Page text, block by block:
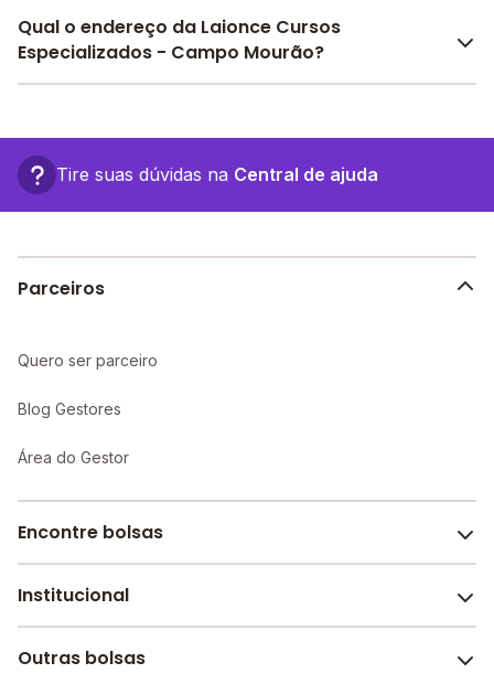
Pesquise bolsas disponíveis no Melhor Escola e
encontre o melhor desconto para você.
Qual o endereço da Laionce Cursos
Especializados - Campo Mourão?
fica em: Rua Paul Percy Harris, 47 - Campo Mourão -
PR. Tire suas dúvidas na Central de ajuda
Parceiros
Quero ser parceiro
Blog Gestores
Área do Gestor
Encontre bolsas
Melhores escolas de São Paulo
Escolas por cidade e bairro
Institucional
Sobre o Melhor Escola
Outras bolsas